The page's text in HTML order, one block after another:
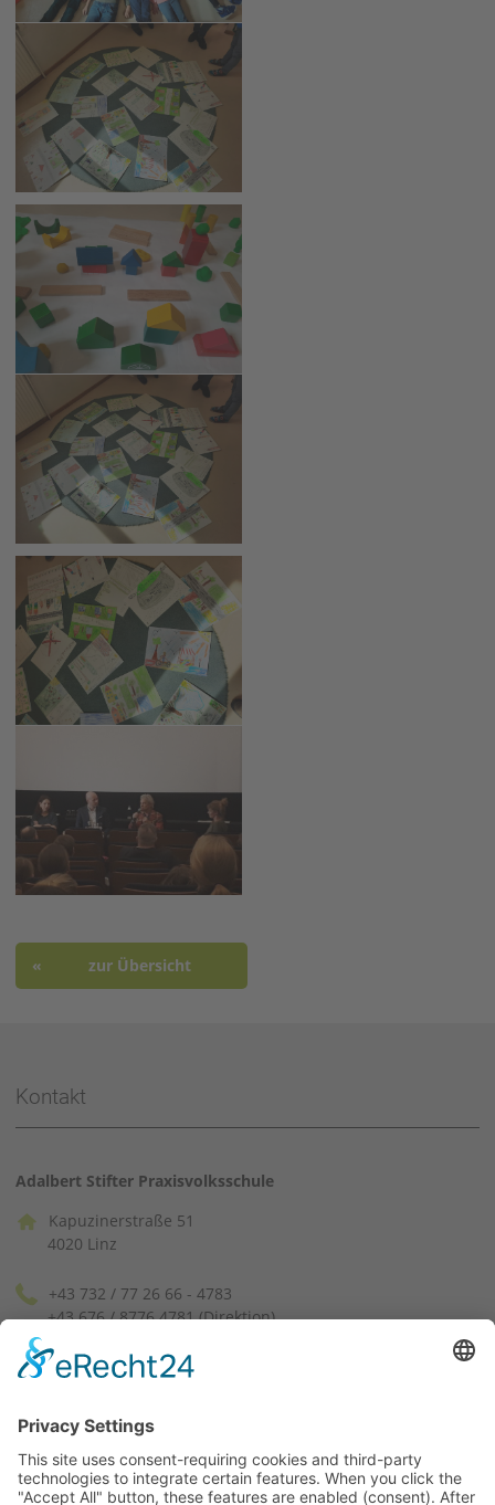
zur Übersicht
Kontakt
Adalbert Stifter Praxisvolksschule
Kapuzinerstraße 51
4020 Linz
+43 732 / 77 26 66 - 4783
+43 676 / 8776 4781 (Direktion)
pvssek[at]ph-linz.at
(instagram)